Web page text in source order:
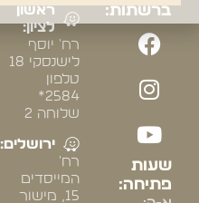
ברשתות:
שעות
פתיחה:
ראשון
לציון:
רח' יוסף
לישנסקי 18
טלפון
2584*
שלוחה 2
ירושלים:
רח'
המייסדים
15, מישור